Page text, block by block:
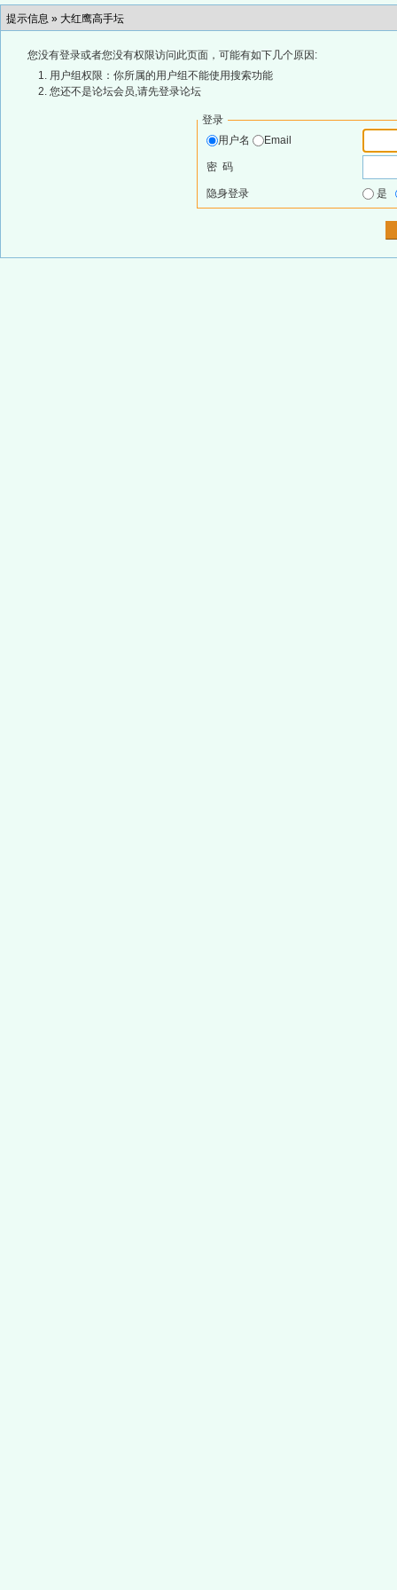
提示信息 » 大红鹰高手坛
您没有登录或者您没有权限访问此页面，可能有如下几个原因:
用户组权限：你所属的用户组不能使用搜索功能
您还不是论坛会员,请先登录论坛
登录
用户名
Email
密 码
隐身登录 是